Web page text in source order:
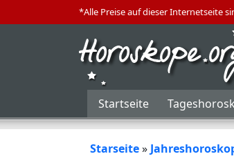
*Alle Preise auf dieser Internetseite
Startseite
Starseite»